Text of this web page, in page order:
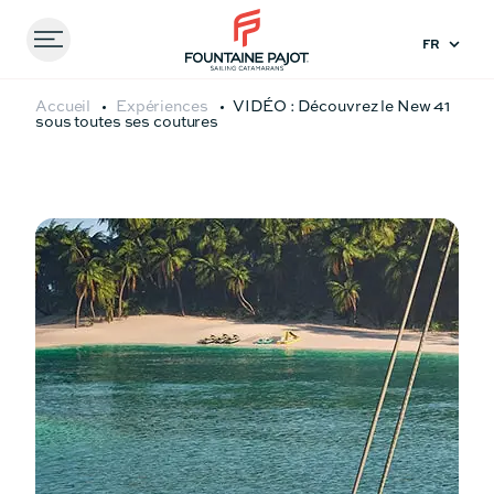
Menu
FOUNTAINE PAJOT - SAILING CATAMARANS
Accueil Expériences VIDÉO : Découvrez le New 41
sous toutes ses coutures
modèles
41 44